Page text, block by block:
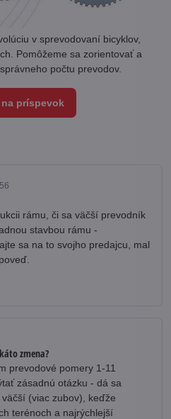
v sprevodovaní bicyklov,
Pomôžeme sa zorientovať a
počtu prevodov.
príspevok
rámu, či sa väčší prevodník
stavbou rámu -
sa na to svojho predajcu, mal
zmena?
prevodové pomery 1-11
zásadnú otázku - dá sa
(viac zubov), keďže
terénoch a najrýchlejší